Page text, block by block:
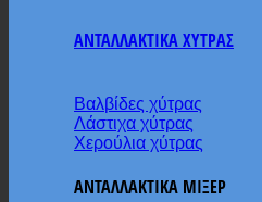
ΑΝΤΑΛΛΑΚΤΙΚΑ ΧΥΤΡΑΣ
Βαλβίδες χύτρας
Λάστιχα χύτρας
Χερούλια χύτρας
ΑΝΤΑΛΛΑΚΤΙΚΑ ΜΙΞΕΡ